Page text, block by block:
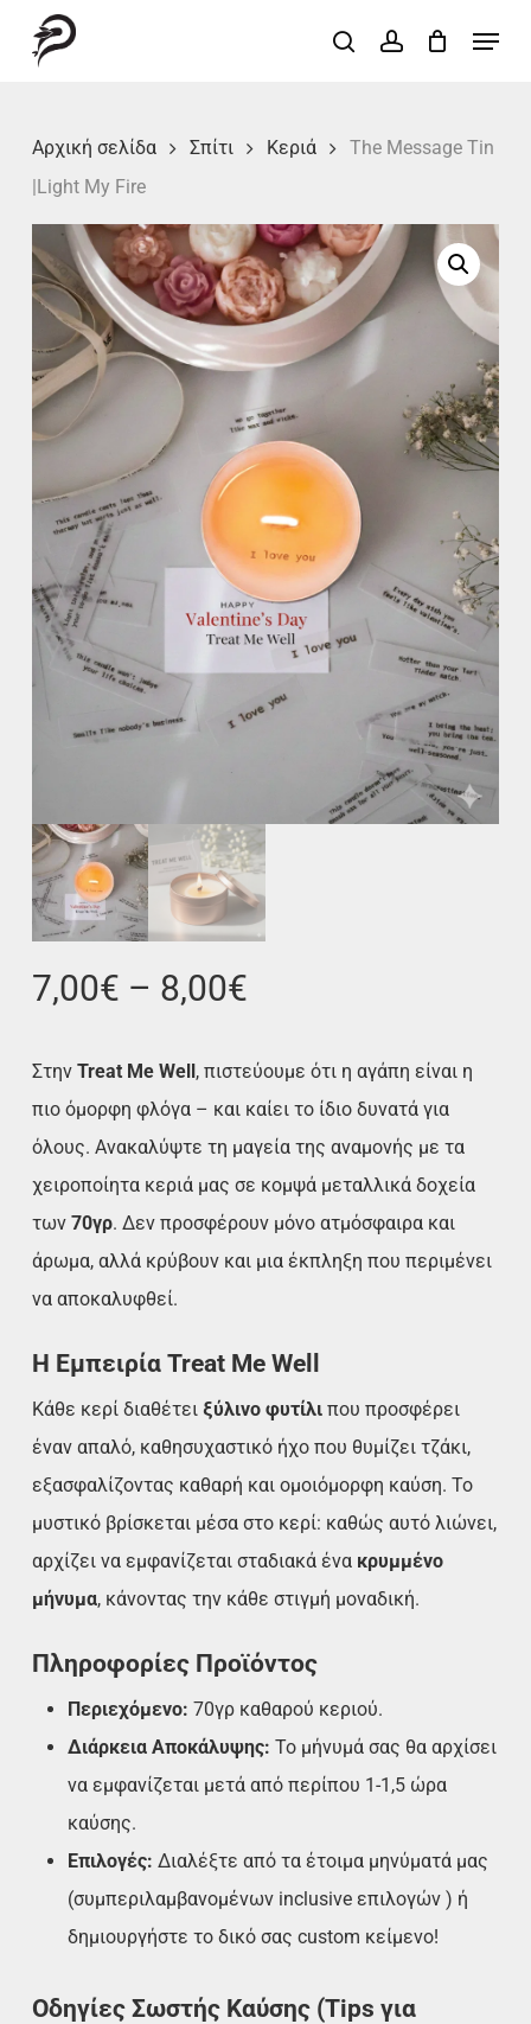
searchaccount
Menu
Αρχική σελίδα Σπίτι Κεριά
The Message Tin
|Light My Fire
7,00€ – 8,00€
Στην Treat Me Well, πιστεύουμε ότι η αγάπη είναι η
πιο όμορφη φλόγα – και καίει το ίδιο δυνατά για
όλους. Ανακαλύψτε τη μαγεία της αναμονής με τα
χειροποίητα κεριά μας σε κομψά μεταλλικά δοχεία
των 70γρ. Δεν προσφέρουν μόνο ατμόσφαιρα και
άρωμα, αλλά κρύβουν και μια έκπληξη που περιμένει
να αποκαλυφθεί.
Η Εμπειρία Treat Me Well
Κάθε κερί διαθέτει ξύλινο φυτίλιπου προσφέρει
έναν απαλό, καθησυχαστικό ήχο που θυμίζει τζάκι,
εξασφαλίζοντας καθαρή και ομοιόμορφη καύση. Το
μυστικό βρίσκεται μέσα στο κερί: καθώς αυτό λιώνει,
αρχίζει να εμφανίζεται σταδιακά ένα κρυμμένο
μήνυμα, κάνοντας την κάθε στιγμή μοναδική.
Πληροφορίες Προϊόντος
Περιεχόμενο: 70γρ καθαρού κεριού.
Διάρκεια Αποκάλυψης: Το μήνυμά σας θα αρχίσει
να εμφανίζεται μετά από περίπου 1-1,5 ώρα
καύσης.
Επιλογές: Διαλέξτε από τα έτοιμα μηνύματά μας
(συμπεριλαμβανομένων inclusive επιλογών ) ή
δημιουργήστε το δικό σας custom κείμενο!
Οδηγίες Σωστής Καύσης (Tips για